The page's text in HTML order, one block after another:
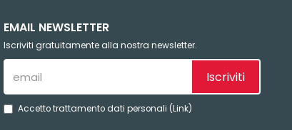
EMAIL NEWSLETTER
Iscriviti gratuitamente alla nostra newsletter.
Iscriviti
Accetto trattamento dati personali (Link)